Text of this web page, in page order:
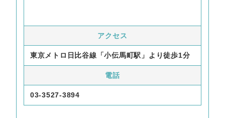
アクセス
東京メトロ日比谷線「小伝馬町駅」より徒歩1分
電話
03-3527-3894